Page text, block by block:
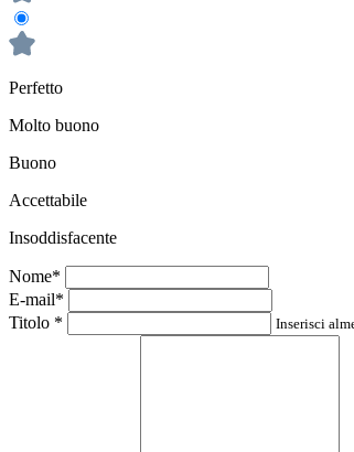
Perfetto
Molto buono
Buono
Accettabile
Insoddisfacente
Nome*
E-mail*
Titolo * Inserisci